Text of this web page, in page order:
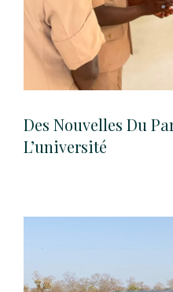
Des Nouvelles Du
L’université